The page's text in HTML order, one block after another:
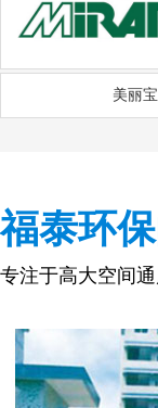
美丽宝
福泰环
专注于高大空间